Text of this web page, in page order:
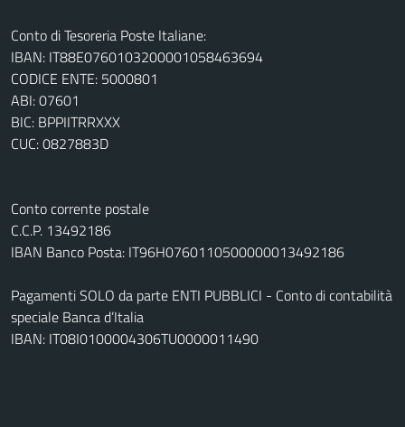
Conto di Tesoreria Poste Italiane:
IBAN: IT88E0760103200001058463694
CODICE ENTE: 5000801
ABI: 07601
BIC: BPPIITRRXXX
CUC: 0827883D
Conto corrente postale
C.C.P. 13492186
IBAN Banco Posta: IT96H0760110500000013492186
Pagamenti SOLO da parte ENTI PUBBLICI - Conto di contabilità
speciale Banca d’Italia
IBAN: IT08I0100004306TU0000011490